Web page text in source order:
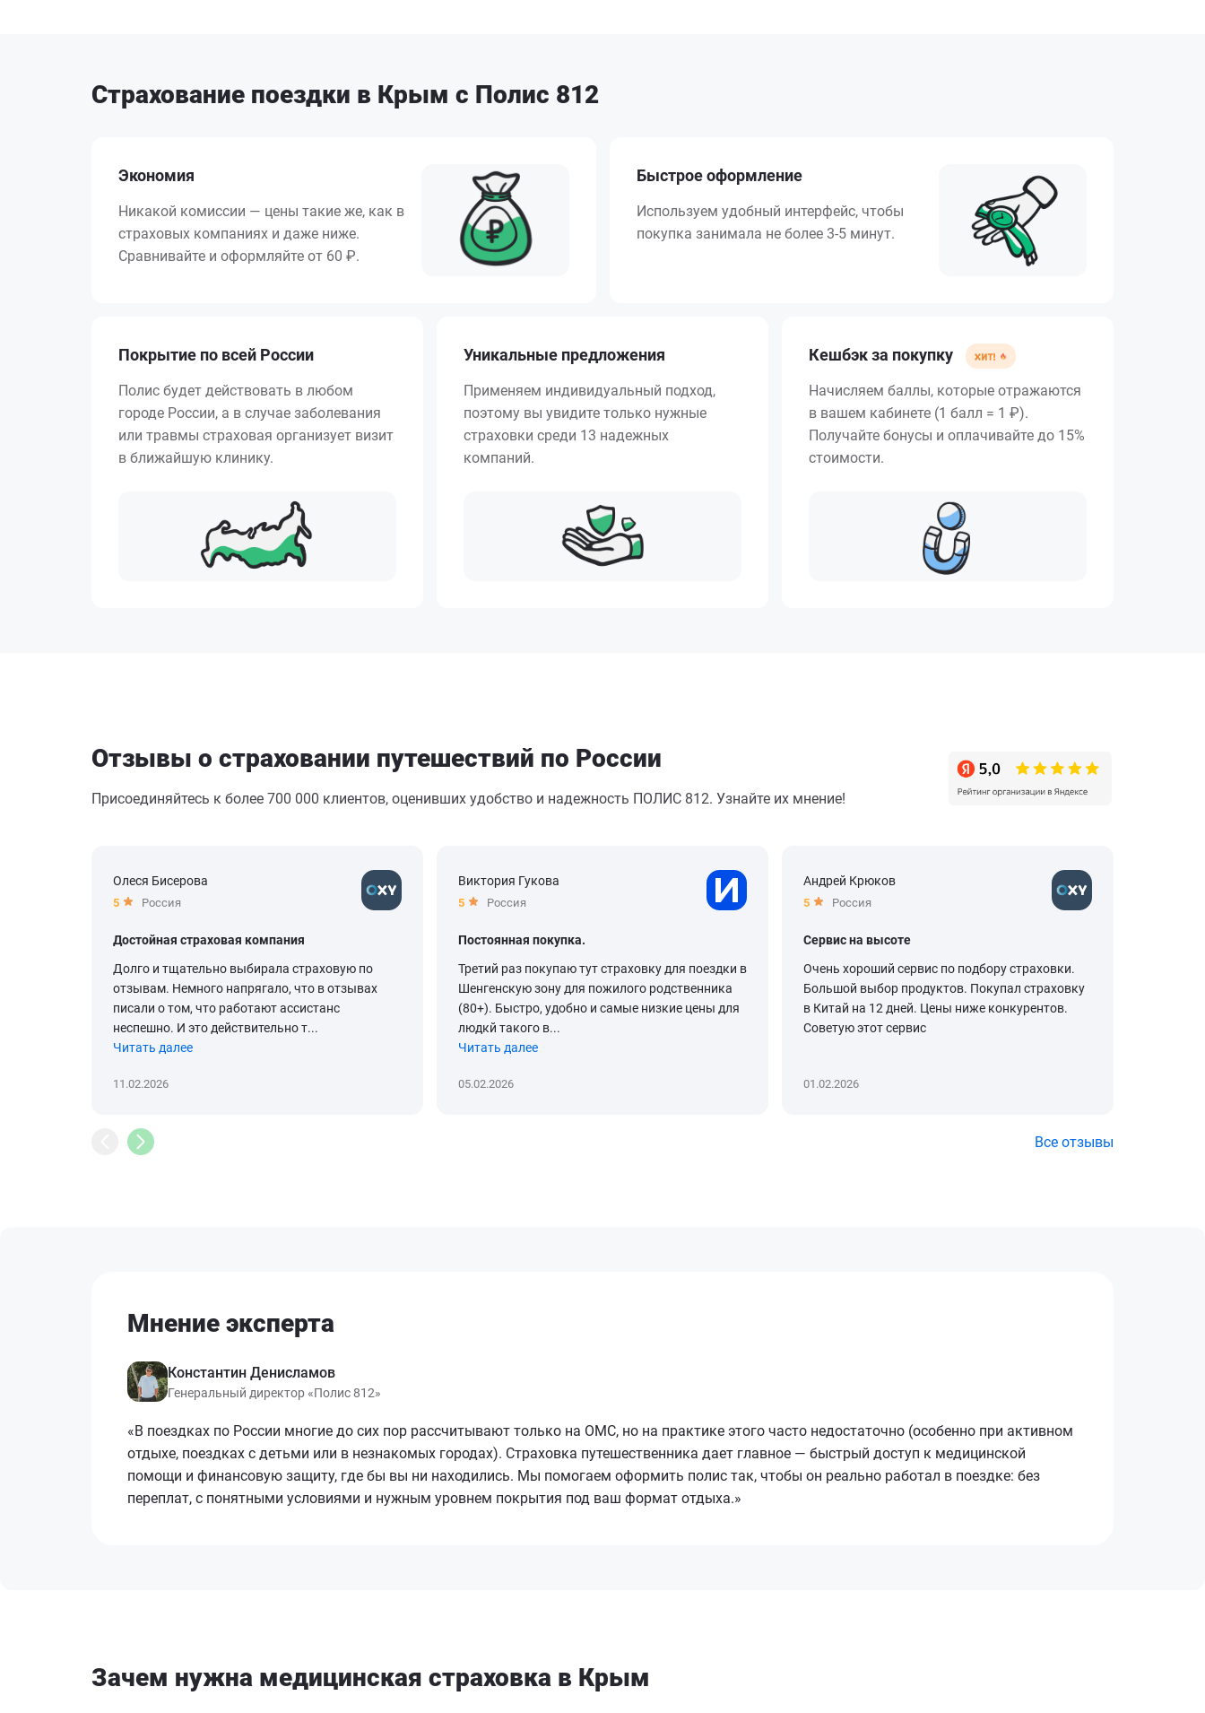
Страхование поездки в Крым с Полис 812
Экономия
Никакой комиссии — цены такие же, как в
страховых компаниях и даже ниже.
Сравнивайте и оформляйте от 60 ₽.
Быстрое оформление
Используем удобный интерфейс, чтобы
покупка занимала не более 3-5 минут.
Покрытие по всей России
Полис будет действовать в любом
городе России, а в случае заболевания
или травмы страховая организует визит
в ближайшую клинику.
Уникальные предложения
Применяем индивидуальный подход,
поэтому вы увидите только нужные
страховки среди 13 надежных
компаний.
Кешбэк за покупку
Начисляем баллы, которые отражаются
в вашем кабинете (1 балл = 1 ₽).
Получайте бонусы и оплачивайте до 15%
стоимости.
Отзывы о страховании путешествий по России
Присоединяйтесь к более 700 000 клиентов, оценивших удобство и надежность ПОЛИС 812. Узнайте их мнение!
Олеся Бисерова
5 Россия
Достойная страховая компания
Долго и тщательно выбирала страховую по
отзывам. Немного напрягало, что в отзывах
писали о том, что работают ассистанс
неспешно. И это действительно т...
Читать далее
11.02.2026
Виктория Гукова
5 Россия
Постоянная покупка.
Третий раз покупаю тут страховку для поездки в
Шенгенскую зону для пожилого родственника
(80+). Быстро, удобно и самые низкие цены для
людкй такого в...
Читать далее
05.02.2026
Андрей Крюков
5 Россия
Сервис на высоте
Очень хороший сервис по подбору страховки.
Большой выбор продуктов. Покупал страховку
в Китай на 12 дней. Цены ниже конкурентов.
Советую этот сервис
01.02.2026
Все отзывы
Мнение эксперта
Константин Денисламов
Генеральный директор «Полис 812»
«В поездках по России многие до сих пор рассчитывают только на ОМС, но на практике этого часто недостаточно (особенно при активном
отдыхе, поездках с детьми или в незнакомых городах). Страховка путешественника дает главное — быстрый доступ к медицинской
помощи и финансовую защиту, где бы вы ни находились. Мы помогаем оформить полис так, чтобы он реально работал в поездке: без
переплат, с понятными условиями и нужным уровнем покрытия под ваш формат отдыха.»
Зачем нужна медицинская страховка в Крым